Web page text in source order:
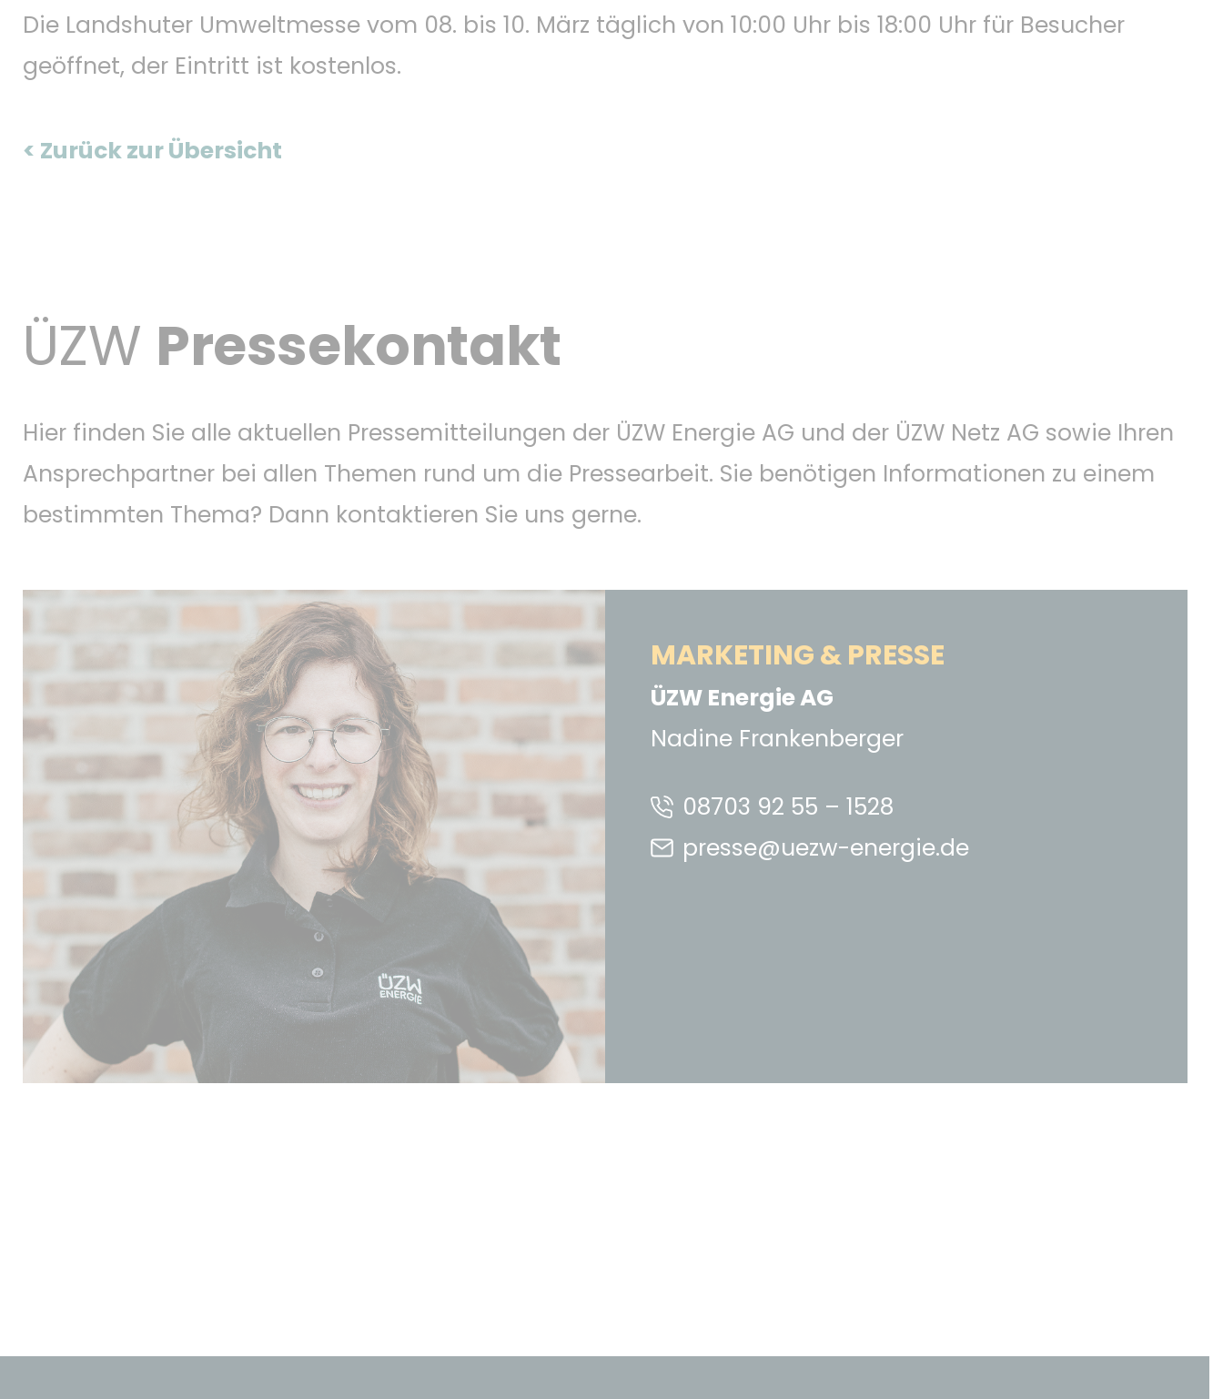
Die Landshuter Umweltmesse vom 08. bis 10. März täglich von 10:00 Uhr bis 18:00 Uhr für Besucher
geöffnet, der Eintritt ist kostenlos.
< Zurück zur Übersicht
ÜZW Pressekontakt
Hier finden Sie alle aktuellen Pressemitteilungen der ÜZW Energie AG und der ÜZW Netz AG sowie Ihren
Ansprechpartner bei allen Themen rund um die Pressearbeit. Sie benötigen Informationen zu einem
bestimmten Thema? Dann kontaktieren Sie uns gerne.
MARKETING & PRESSE
ÜZW Energie AG
Nadine Frankenberger
08703 92 55 – 1528
presse@uezw-energie.de